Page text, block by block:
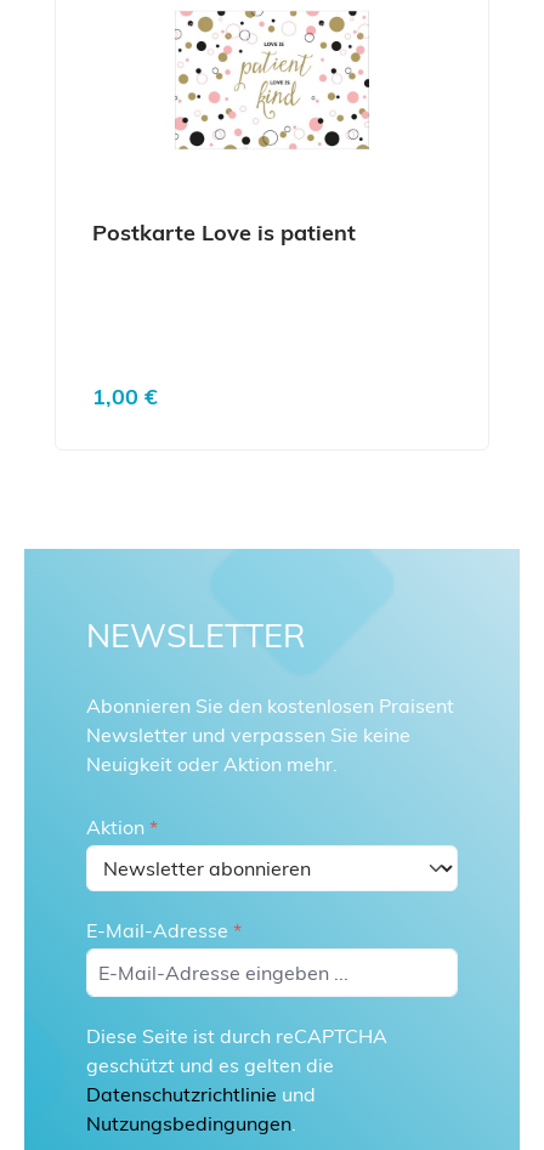
Postkarte Love is patient
Regulärer Preis:
1,00 €
NEWSLETTER
Abonnieren Sie den kostenlosen Praisent
Newsletter und verpassen Sie keine
Neuigkeit oder Aktion mehr.
Aktion *
E-Mail-Adresse *
Diese Seite ist durch reCAPTCHA
geschützt und es gelten die
Datenschutzrichtlinie und
Nutzungsbedingungen.